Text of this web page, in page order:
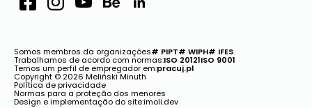
Somos membros da organizações# PIPT# WIPH# IFES
Trabalhamos de acordo com normas:ISO 20121ISO 9001
Temos um perfil de empregador em:pracuj.pl
Copyright © 2026 Meliński Minuth
Política de privacidade
Normas para a proteção dos menores
Design e implementação do site:imoli.dev